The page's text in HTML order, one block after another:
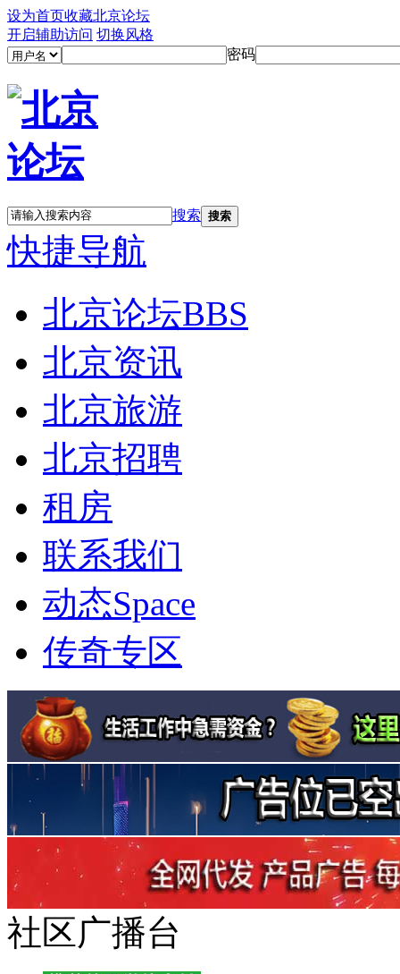
设为首页收藏北京论坛
开启辅助访问 切换风格
密码
搜索 搜索
快捷导航
北京论坛BBS
北京资讯
北京旅游
北京招聘
租房
联系我们
动态Space
传奇专区
社区广播台